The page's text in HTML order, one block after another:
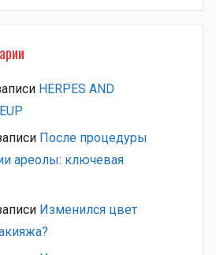
HERPES AND
После процедуры
ареолы: ключевая
Изменился цвет